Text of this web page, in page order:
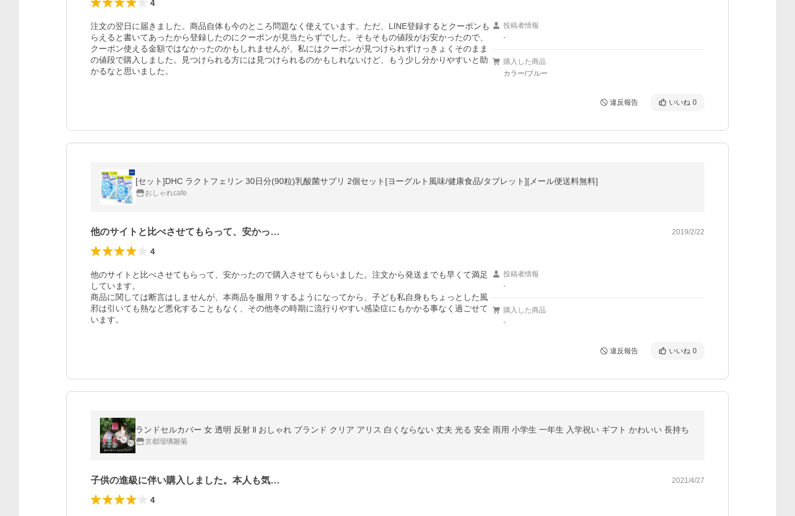
4
注文の翌日に届きました。商品自体も今のところ問題なく使えています。ただ、LINE登録するとクーポンも
らえると書いてあったから登録したのにクーポンが見当たらずでした。そもそもの値段がお安かったので、
クーポン使える金額ではなかったのかもしれませんが、私にはクーポンが見つけられずけっきょくそのまま
の値段で購入しました。見つけられる方には見つけられるのかもしれないけど、もう少し分かりやすいと助
かるなと思いました。
投稿者情報
-
購入した商品
カラー/ブルー
違反報告 いいね 0
[セット]DHC ラクトフェリン 30日分(90粒)乳酸菌サプリ 2個セット[ヨーグルト風味/健康食品/タブレット][メール便送料無料]
おしゃれcafe
他のサイトと比べさせてもらって、安かっ… 2019/2/22
4
他のサイトと比べさせてもらって、安かったので購入させてもらいました。注文から発送までも早くて満足
しています。
商品に関しては断言はしませんが、本商品を服用？するようになってから、子ども私自身もちょっとした風
邪は引いても熱など悪化することもなく、その他冬の時期に流行りやすい感染症にもかかる事なく過ごせて
います。
投稿者情報
-
購入した商品
-
違反報告 いいね 0
ランドセルカバー 女 透明 反射 ll おしゃれ ブランド クリア アリス 白くならない 丈夫 光る 安全 雨用 小学生 一年生 入学祝い ギフト かわいい 長持ち
京都瑠璃雛菊
子供の進級に伴い購入しました。本人も気… 2021/4/27
4